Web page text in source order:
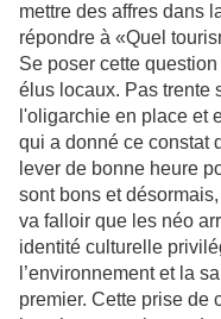
mettre des affres dans
répondre à «Quel
Se poser cette
élus locaux. Pas trente
l'oligarchie en place et
qui a donné ce constat
lever de bonne heure
sont bons et
va falloir que les néo
identité culturelle
l’environnement et la
premier. Cette prise de